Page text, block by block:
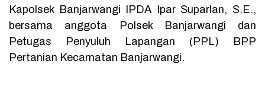
Kapolsek Banjarwangi IPDA Ipar Suparlan, S.E.,
bersama anggota Polsek Banjarwangi dan
Petugas Penyuluh Lapangan (PPL) BPP
Pertanian Kecamatan Banjarwangi.